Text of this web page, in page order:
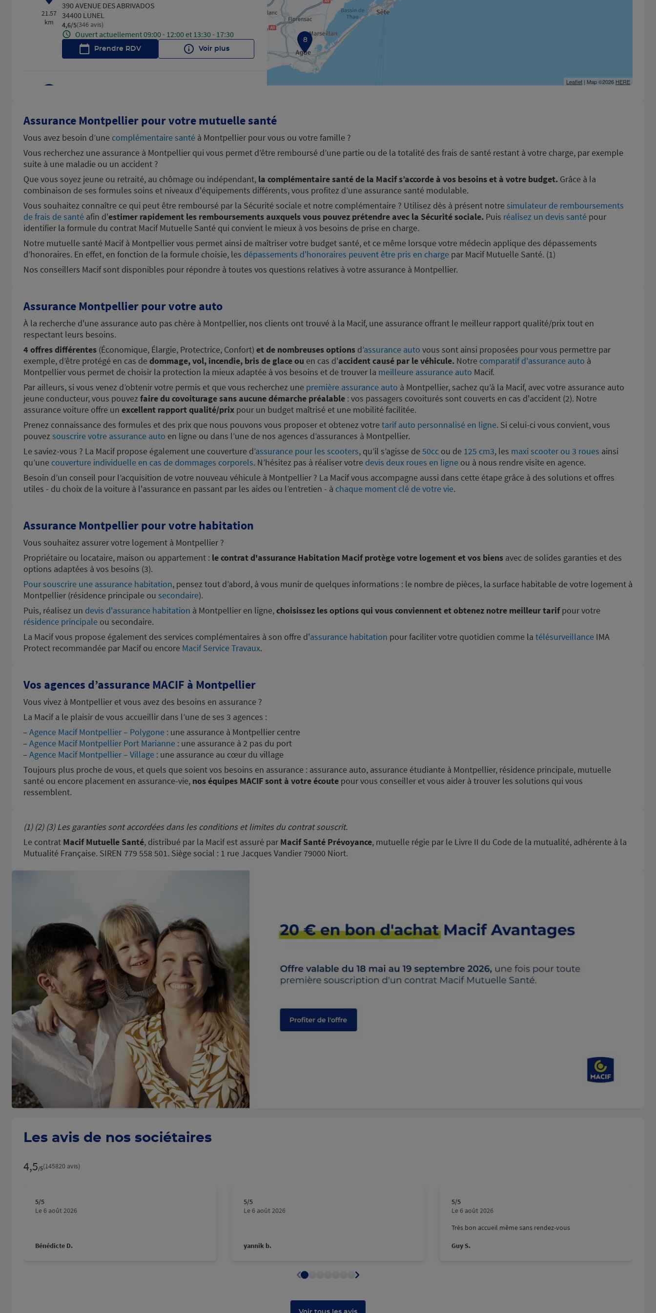
21.57
km
390 AVENUE DES ABRIVADOS
34400 LUNEL
4,6/5Note de 4.6 sur 5
(346 avis)
Ouvert actuellement 09:00 - 12:00 et 13:30 - 17:30
Prendre RDV Voir plus
km
34540 BALARUC LES BAINS
4,7/5 Note de 4.7 sur 5
(326 avis)
Ouvert actuellement 09:00 - 12:00 et 14:00 - 18:00
Prendre RDV Voir plus
5
33.54
km
VAUVERT
55 RUE DE LA REPUBLIQUE
30600 VAUVERT
4,7/5Note de 4.7 sur 5
(243 avis)
Prendre RDV Voir plus
km
192 RUE GISELE HALIMI
34120 PEZENAS
4,5/5 Note de 4.5 sur 5
(354 avis)
Ouvert actuellement 09:00 - 12:30 et 13:30 - 18:00
Prendre RDV Voir plus
7
km
NIMES
47 T AVENUE JEAN JAURES
30900 NIMES
4,6/5Note de 4.6 sur 5
(415 avis)
Ouvert actuellement 09:00 - 12:00 et 14:00 - 18:00
Prendre RDV Voir plus
km
AGDE
34300 AGDE
4,7/5 Note de 4.7 sur 5
(387 avis)
Ouvert actuellement 09:00 - 12:00 et 14:00 - 18:00
Prendre RDV Voir plus
8
Leaflet| Map ©2026 HERE
Assurance Montpellier pour votre mutuelle santé
Vous avez besoin d’une complémentaire santé à Montpellier pour vous ou votre famille ?
Vous recherchez une assurance à Montpellier qui vous permet d’être remboursé d’une partie ou de la totalité des frais de santé restant à votre charge, par exemple
suite à une maladie ou un accident ?
Que vous soyez jeune ou retraité, au chômage ou indépendant, la complémentaire santé de la Macif s’accorde à vos besoins et à votre budget. Grâce à la
combinaison de ses formules soins et niveaux d'équipements différents, vous profitez d’une assurance santé modulable.
Vous souhaitez connaître ce qui peut être remboursé par la Sécurité sociale et notre complémentaire ? Utilisez dès à présent notre simulateur de remboursements
de frais de santé afin d'estimer rapidement les remboursements auxquels vous pouvez prétendre avec la Sécurité sociale. Puis réalisez un devis santé pour
identifier la formule du contrat Macif Mutuelle Santé qui convient le mieux à vos besoins de prise en charge.
Notre mutuelle santé Macif à Montpellier vous permet ainsi de maîtriser votre budget santé, et ce même lorsque votre médecin applique des dépassements
d’honoraires. En effet, en fonction de la formule choisie, les dépassements d'honoraires peuvent être pris en charge par Macif Mutuelle Santé. (1)
Nos conseillers Macif sont disponibles pour répondre à toutes vos questions relatives à votre assurance à Montpellier.
Assurance Montpellier pour votre auto
À la recherche d'une assurance auto pas chère à Montpellier, nos clients ont trouvé à la Macif, une assurance offrant le meilleur rapport qualité/prix tout en
respectant leurs besoins.
4 offres différentes (Économique, Élargie, Protectrice, Confort) et de nombreuses options d’assurance auto vous sont ainsi proposées pour vous permettre par
exemple, d’être protégé en cas de dommage, vol, incendie, bris de glace ou en cas d'accident causé par le véhicule. Notre comparatif d'assurance auto à
Montpellier vous permet de choisir la protection la mieux adaptée à vos besoins et de trouver la meilleure assurance auto Macif.
Par ailleurs, si vous venez d’obtenir votre permis et que vous recherchez une première assurance auto à Montpellier, sachez qu’à la Macif, avec votre assurance auto
jeune conducteur, vous pouvez faire du covoiturage sans aucune démarche préalable : vos passagers covoiturés sont couverts en cas d'accident (2). Notre
assurance voiture offre un excellent rapport qualité/prix pour un budget maîtrisé et une mobilité facilitée.
Prenez connaissance des formules et des prix que nous pouvons vous proposer et obtenez votre tarif auto personnalisé en ligne. Si celui-ci vous convient, vous
pouvez souscrire votre assurance auto en ligne ou dans l’une de nos agences d’assurances à Montpellier.
Le saviez-vous ? La Macif propose également une couverture d’assurance pour les scooters, qu’il s’agisse de 50cc ou de 125 cm3, les maxi scooter ou 3 roues ainsi
qu’une couverture individuelle en cas de dommages corporels. N’hésitez pas à réaliser votre devis deux roues en ligne ou à nous rendre visite en agence.
Besoin d’un conseil pour l’acquisition de votre nouveau véhicule à Montpellier ? La Macif vous accompagne aussi dans cette étape grâce à des solutions et offres
utiles - du choix de la voiture à l'assurance en passant par les aides ou l’entretien - à chaque moment clé de votre vie.
Assurance Montpellier pour votre habitation
Vous souhaitez assurer votre logement à Montpellier ?
Propriétaire ou locataire, maison ou appartement : le contrat d'assurance Habitation Macif protège votre logement et vos biens avec de solides garanties et des
options adaptées à vos besoins (3).
Pour souscrire une assurance habitation, pensez tout d’abord, à vous munir de quelques informations : le nombre de pièces, la surface habitable de votre logement à
Montpellier (résidence principale ou secondaire).
Puis, réalisez un devis d'assurance habitation à Montpellier en ligne,choisissez les options qui vous conviennent et obtenez notre meilleur tarifpour votre
résidence principale ou secondaire.
La Macif vous propose également des services complémentaires à son offre d'assurance habitation pour faciliter votre quotidien comme la télésurveillance IMA
Protect recommandée par Macif ou encore Macif Service Travaux.
Vos agences d’assurance MACIF à Montpellier
Vous vivez à Montpellier et vous avez des besoins en assurance ?
La Macif a le plaisir de vous accueillir dans l’une de ses 3 agences :
Agence Macif Montpellier – Polygone : une assurance à Montpellier centre
Agence Macif Montpellier Port Marianne : une assurance à 2 pas du port
Agence Macif Montpellier – Village : une assurance au cœur du village
Toujours plus proche de vous, et quels que soient vos besoins en assurance : assurance auto, assurance étudiante à Montpellier, résidence principale, mutuelle
santé ou encore placement en assurance-vie, nos équipes MACIF sont à votre écoute pour vous conseiller et vous aider à trouver les solutions qui vous
ressemblent.
(1) (2) (3) Les garanties sont accordées dans les conditions et limites du contrat souscrit.
Le contrat Macif Mutuelle Santé, distribué par la Macif est assuré par Macif Santé Prévoyance, mutuelle régie par le Livre II du Code de la mutualité, adhérente à la
Mutualité Française. SIREN 779 558 501. Siège social : 1 rue Jacques Vandier 79000 Niort.
Les avis de nos sociétaires
4,5/5Note de 4.5 sur 5
(145820 avis)
5/5
Le 6 août 2026
Bénédicte D.
5/5Note de 5 sur 5
Le 6 août 2026
yannik b.
5/5
Le 6 août 2026
Très bon accueil même sans rendez-vous
Guy S.